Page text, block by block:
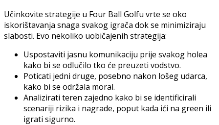
Učinkovite strategije u Four Ball Golfu vrte se oko
iskorištavanja snaga svakog igrača dok se minimiziraju
slabosti. Evo nekoliko uobičajenih strategija:
Uspostaviti jasnu komunikaciju prije svakog holea
kako bi se odlučilo tko će preuzeti vodstvo.
Poticati jedni druge, posebno nakon lošeg udarca,
kako bi se održala moral.
Analizirati teren zajedno kako bi se identificirali
scenariji rizika i nagrade, poput kada ići na green ili
igrati sigurno.